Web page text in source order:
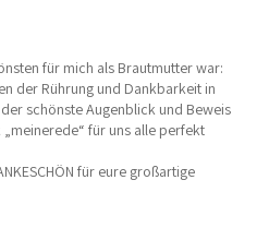
für mich als Brautmutter war:
der Rührung und Dankbarkeit in
schönste Augenblick und Beweis
für uns alle perfekt
für eure großartige